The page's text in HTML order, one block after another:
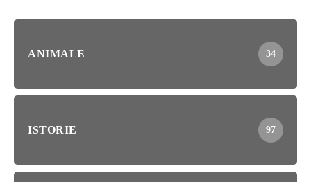
ANIMALE 34
ISTORIE 97